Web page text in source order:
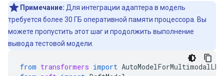
Примечание: Для интеграции адаптера в модель
требуется более 30 ГБ оперативной памяти процессора. Вы
можете пропустить этот шаг и продолжить выполнение
вывода тестовой модели.
from transformers import AutoModelForMultimodalLM